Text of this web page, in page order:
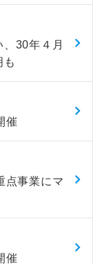
30年４月
も
催
点事業にマ
催